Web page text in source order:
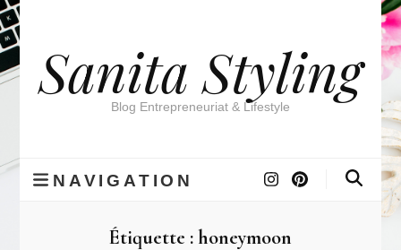
Sanita Styling
Blog Entrepreneuriat & Lifestyle
NAVIGATION
Étiquette :honeymoon